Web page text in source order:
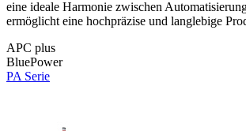
eine ideale Harmonie zwischen
ermöglicht eine hochpräzise und langlebige
APC plus
BluePower
PA Serie